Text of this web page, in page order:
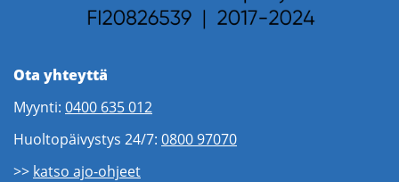
Ota yhteyttä
Myynti: 0400 635 012
Huoltopäivystys 24/7: 0800 97070
>> katso ajo-ohjeet